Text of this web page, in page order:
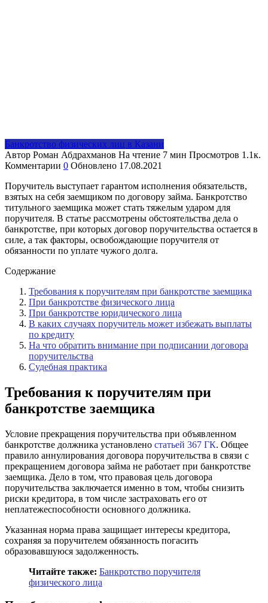
Банкротство физических лиц в Казани
Автор Роман Абдрахманов На чтение 7 мин Просмотров 1.1к.
Комментарии 0 Обновлено 17.08.2021
Поручитель выступает гарантом исполнения обязательств,
взятых на себя заемщиком по договору займа. Банкротство
титульного заемщика может стать тяжелым ударом для
поручителя. В статье рассмотрены обстоятельства дела о
банкротстве, при которых договор поручительства остается в
силе, а так факторы, освобождающие поручителя от
обязанности по уплате чужого долга.
Содержание
Требования к поручителям при банкротстве заемщика
При банкротстве физического лица
При банкротстве юридического лица
В каких случаях поручитель может избежать выплаты
по кредиту
На что обратить внимание при подписании договора
поручительства
Судебная практика
Требования к поручителям при
банкротстве заемщика
Условие прекращения поручительства при объявленном
банкротстве должника установлено статьей 367 ГК. Общее
правило аннулирования договора поручительства в связи с
прекращением договора займа не работает при банкротстве
заемщика. Дело в том, что правовая цель договора
поручительства заключается именно в том, чтобы снизить
риски кредитора, в том числе застраховать его от
неплатежеспособности основного должника.
Указанная норма права защищает интересы кредитора,
сохраняя за поручителем обязанность погасить
образовавшуюся задолженность.
Читайте также: Банкротство поручителя
физического лица